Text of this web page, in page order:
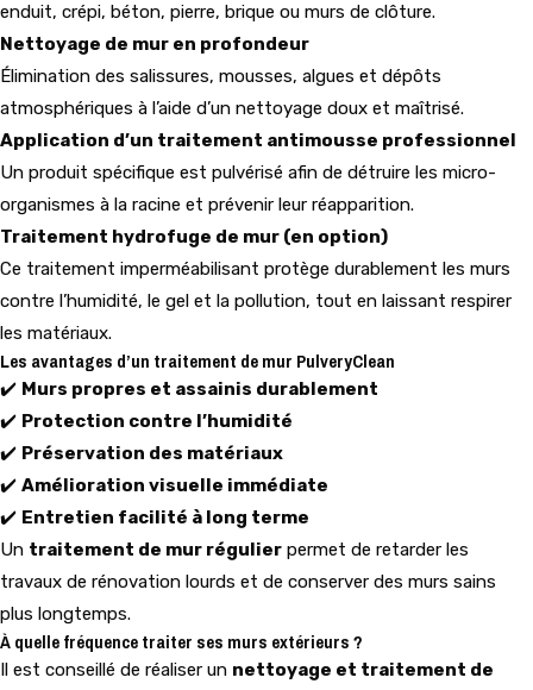
enduit, crépi, béton, pierre, brique ou murs de clôture.
Nettoyage de mur en profondeur
Élimination des salissures, mousses, algues et dépôts
atmosphériques à l’aide d’un nettoyage doux et maîtrisé.
Application d’un traitement antimousse professionnel
Un produit spécifique est pulvérisé afin de détruire les micro-
organismes à la racine et prévenir leur réapparition.
Traitement hydrofuge de mur (en option)
Ce traitement imperméabilisant protège durablement les murs
contre l’humidité, le gel et la pollution, tout en laissant respirer
les matériaux.
Les avantages d’un traitement de mur PulveryClean
✔️ Murs propres et assainis durablement
✔️ Protection contre l’humidité
✔️ Préservation des matériaux
✔️ Amélioration visuelle immédiate
✔️ Entretien facilité à long terme
Un traitement de mur régulier permet de retarder les
travaux de rénovation lourds et de conserver des murs sains
plus longtemps.
À quelle fréquence traiter ses murs extérieurs ?
Il est conseillé de réaliser un nettoyage et traitement de